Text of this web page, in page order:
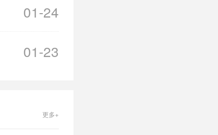
01-24
01-23
更多+